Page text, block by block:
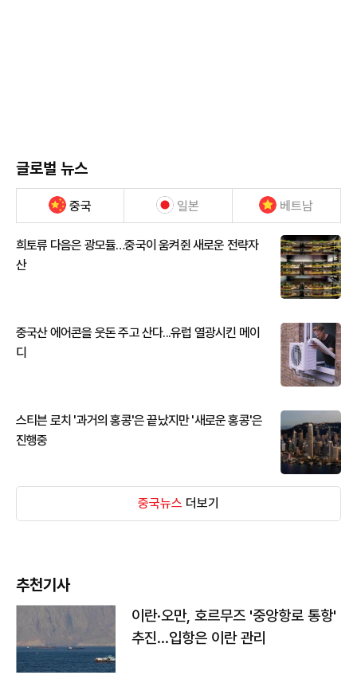
글로벌 뉴스
중국 일본 베트남
희토류 다음은 광모듈…중국이 움켜쥔 새로운 전략자
산
중국산 에어콘을 웃돈 주고 산다...유럽 열광시킨 메이
디
스티븐 로치 '과거의 홍콩'은 끝났지만 '새로운 홍콩'은
진행중
중국뉴스 더보기
추천기사
이란·오만, 호르무즈 '중앙항로 통항'
추진…입항은 이란 관리